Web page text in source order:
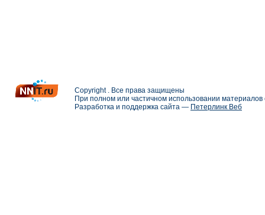
Copyright . Все права защищены
При полном или частичном использовании
Разработка и поддержка сайта — Петерлинк Веб